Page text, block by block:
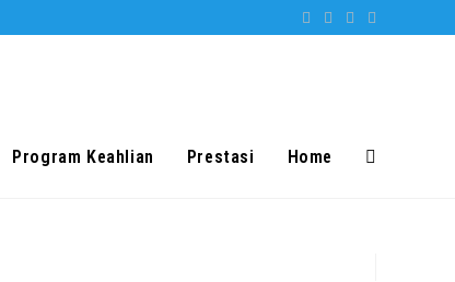
Program Keahlian Prestasi Home